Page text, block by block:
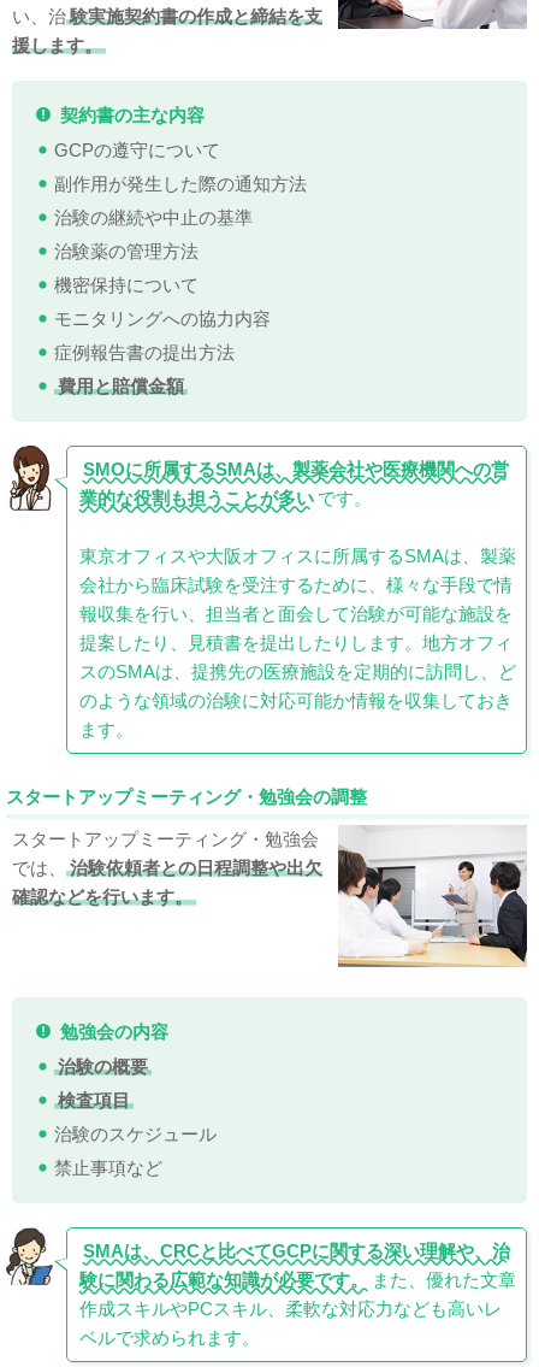
い、治験実施契約書の作成と締結を支
援します。
契約書の主な内容
GCPの遵守について
副作用が発生した際の通知方法
治験の継続や中止の基準
治験薬の管理方法
機密保持について
モニタリングへの協力内容
症例報告書の提出方法
費用と賠償金額
SMOに所属するSMAは、製薬会社や医療機関への営
業的な役割も担うことが多い です。
東京オフィスや大阪オフィスに所属するSMAは、製薬
会社から臨床試験を受注するために、様々な手段で情
報収集を行い、担当者と面会して治験が可能な施設を
提案したり、見積書を提出したりします。地方オフィ
スのSMAは、提携先の医療施設を定期的に訪問し、ど
のような領域の治験に対応可能か情報を収集しておき
ます。
スタートアップミーティング・勉強会の調整
スタートアップミーティング・勉強会
では、
治験依頼者との日程調整や出欠
確認などを行います。
勉強会の内容
治験の概要
検査項目
治験のスケジュール
禁止事項など
SMAは、CRCと比べてGCPに関する深い理解や、治
験に関わる広範な知識が必要です。
また、優れた文章
作成スキルやPCスキル、柔軟な対応力なども高いレ
ベルで求められます。